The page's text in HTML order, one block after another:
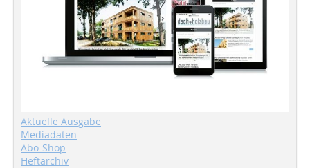
Aktuelle Ausgabe
Mediadaten
Abo-Shop
Heftarchiv